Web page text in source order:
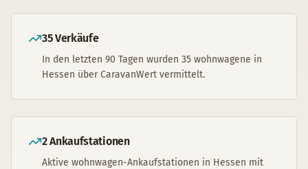
35 Verkäufe
In den letzten 90 Tagen wurden 35 wohnwagene in
Hessen über CaravanWert vermittelt.
2 Ankaufstationen
Aktive wohnwagen-Ankaufstationen in Hessen mit